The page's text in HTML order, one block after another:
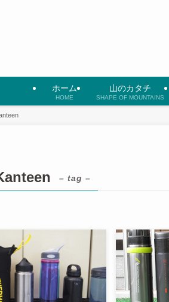
ホーム
HOME
山のカタチ
SHAPE OF MOUNTAINS
– tag –